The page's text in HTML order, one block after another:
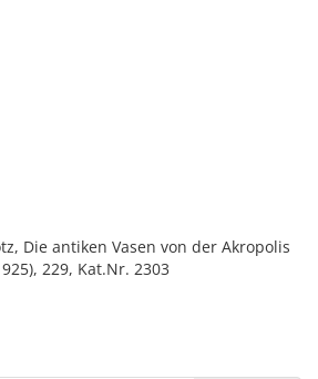
Die antiken Vasen von der Akropolis
229, Kat.Nr. 2303